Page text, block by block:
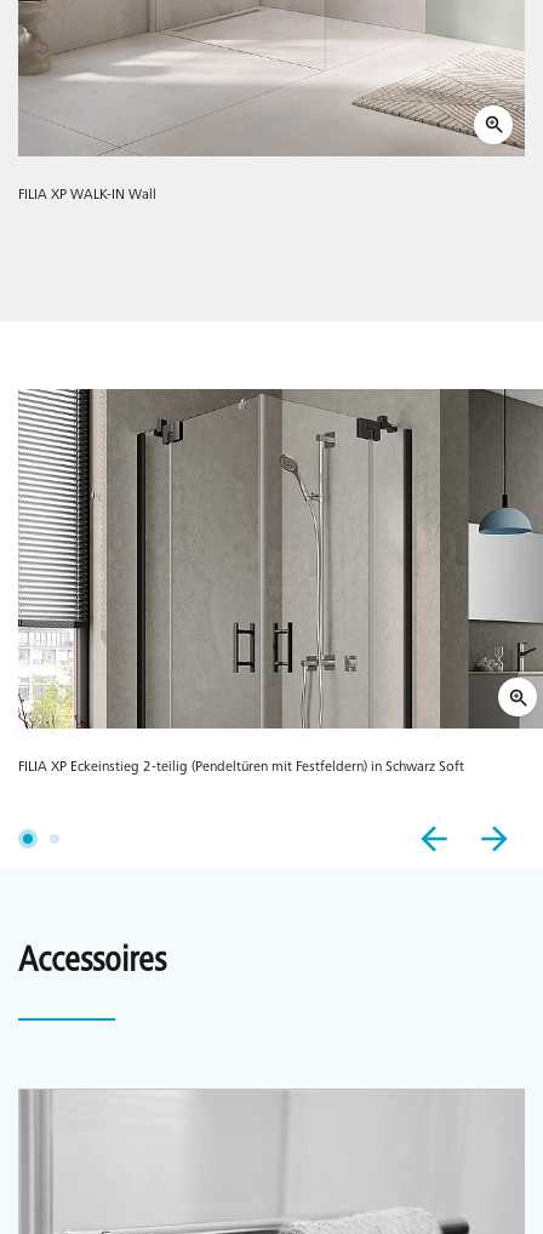
FILIA XP WALK-IN Wall
FILIA XP Eckeinstieg 2-teilig (Pendeltüren mit Festfeldern) in Schwarz Soft
Accessoires